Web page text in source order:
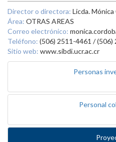
Director o directora: Licda.
Área: OTRAS AREAS
Correo electrónico:
Teléfono: (506) 2511-4461 / (506)
Sitio web: www.sibdi.ucr.ac.cr
Personas
Personal